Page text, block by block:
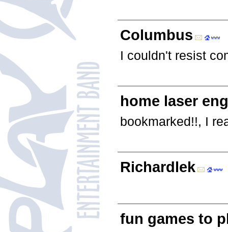
Columbus
I couldn't resist
home laser
bookmarked!!, I
Richardlek
fun games to